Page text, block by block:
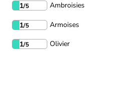
1/5 Ambroisies
1/5 Armoises
1/5 Olivier